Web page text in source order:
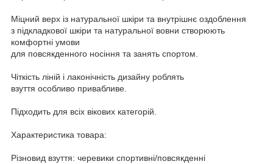
Міцний верх із натуральної шкіри та внутрішнє оздоблення
з підкладкової шкіри та натуральної вовни створюють
комфортні умови
для повсякденного носіння та занять спортом.
Чіткість ліній і лаконічність дизайну роблять
взуття особливо привабливе.
Підходить для всіх вікових категорій.
Характеристика товара:
Різновид взуття: черевики спортивні/повсякденні